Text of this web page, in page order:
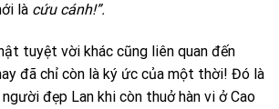
là cứu cánh!”.
tuyệt vời khác cũng liên quan đến
đã chỉ còn là ký ức của một thời! Đó là
đẹp Lan khi còn thuở hàn vi ở Cao